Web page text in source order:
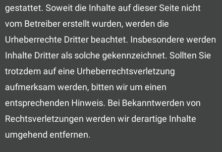
gestattet. Soweit die Inhalte auf dieser Seite nicht
vom Betreiber erstellt wurden, werden die
Urheberrechte Dritter beachtet. Insbesondere werden
Inhalte Dritter als solche gekennzeichnet. Sollten Sie
trotzdem auf eine Urheberrechtsverletzung
aufmerksam werden, bitten wir um einen
entsprechenden Hinweis. Bei Bekanntwerden von
Rechtsverletzungen werden wir derartige Inhalte
umgehend entfernen.